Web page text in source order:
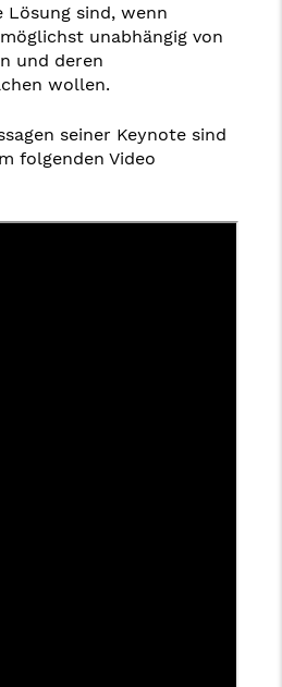
Lösung sind, wenn
unabhängig von
und deren
wollen.
seiner Keynote sind
folgenden Video